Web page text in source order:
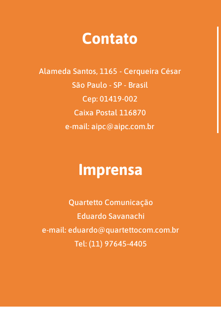
Contato
Alameda Santos, 1165 - Cerqueira César
São Paulo - SP - Brasil
Cep: 01419-002
Caixa Postal 116870
e-mail: aipc@aipc.com.br
Imprensa
Quartetto Comunicação
Eduardo Savanachi
e-mail: eduardo@quartettocom.com.br
Tel: (11) 97645-4405